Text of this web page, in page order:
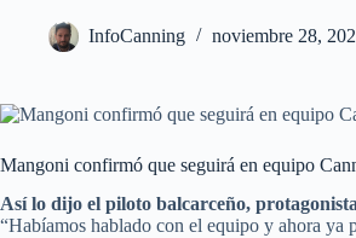
InfoCanning noviembre 28,
Mangoni confirmó que seguirá en equipo
Así lo dijo el piloto balcarceño,
“Habíamos hablado con el equipo y ahora ya